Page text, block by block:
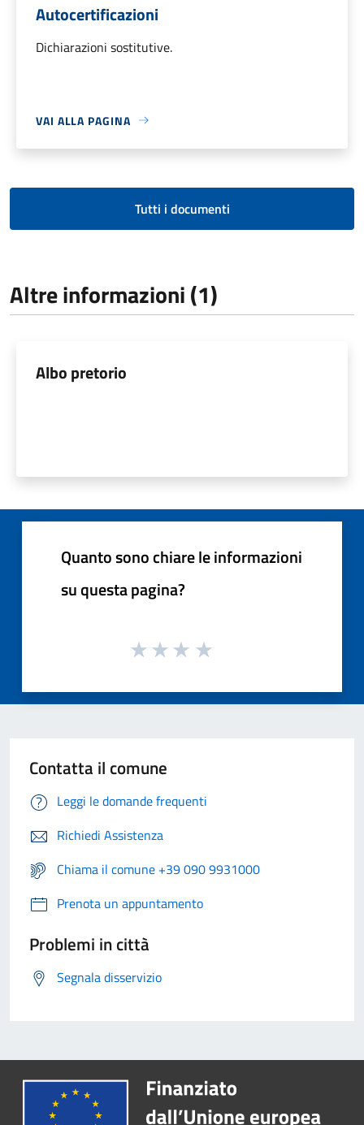
Autocertificazioni
Dichiarazioni sostitutive.
VAI ALLA PAGINA
Tutti i documenti
Altre informazioni (1)
Albo pretorio
Quanto sono chiare le informazioni
su questa pagina?
Contatta il comune
Leggi le domande frequenti
Richiedi Assistenza
Chiama il comune +39 090 9931000
Prenota un appuntamento
Problemi in città
Segnala disservizio